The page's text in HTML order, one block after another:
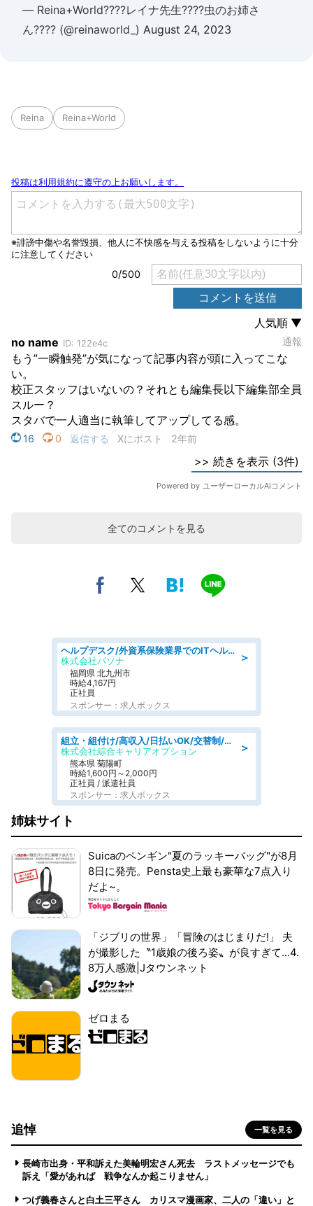
— Reina+World????レイナ先生????虫のお姉さ
ん???? (@reinaworld_) August 24, 2023
Reina Reina+World
全てのコメントを見る
＞
ヘルプデスク/外資系保険業界でのITヘルプデスク業務/駅近/即日勤務可/ヘルプデスク
株式会社パソナ
福岡県 北九州市
時給4,167円
正社員
スポンサー：求人ボックス
＞
組立・組付け/高収入/日払いOK/交替制/20・30・40代活躍中/製造 工場
株式会社綜合キャリアオプション
熊本県 菊陽町
時給1,600円～2,000円
正社員 / 派遣社員
スポンサー：求人ボックス
姉妹サイト
Suicaのペンギン"夏のラッキーバッグ"が8月
8日に発売。Pensta史上最も豪華な7点入り
だよ~。
「ジブリの世界」「冒険のはじまりだ!」 夫
が撮影した〝1歳娘の後ろ姿〟が良すぎて...4.
8万人感激|Jタウンネット
ゼロまる
追悼 一覧を見る
長崎市出身・平和訴えた美輪明宏さん死去 ラストメッセージでも
訴え「愛があれば 戦争なんか起こりません」
つげ義春さんと白土三平さん カリスマ漫画家、二人の「違い」と